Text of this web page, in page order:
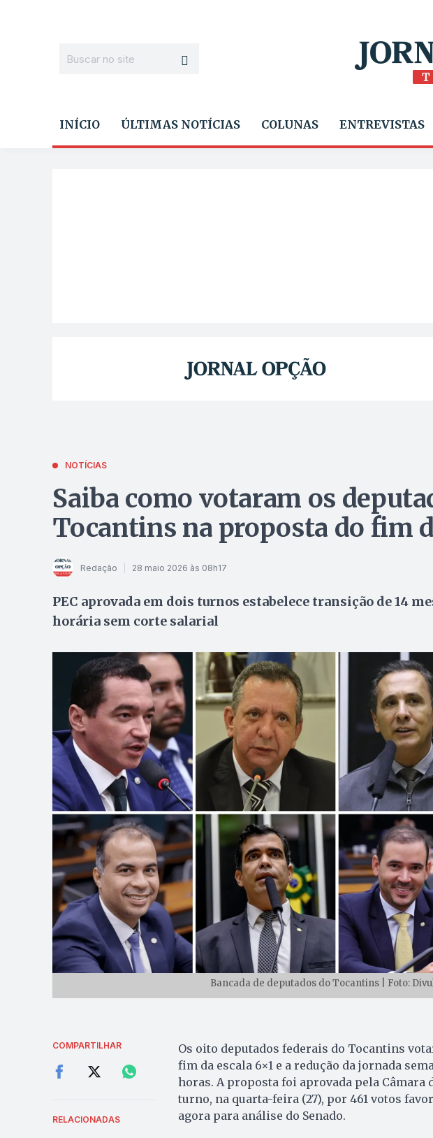
INÍCIO ÚLTIMAS NOTÍCIAS COLUNAS ENTREVISTAS
NOTÍCIAS
Saiba como votaram os
Tocantins na proposta do fim
Redação 28 maio 2026 às 08h17
PEC aprovada em dois turnos estabelece transição de 14
horária sem corte salarial
Bancada de deputados do Tocantins | Foto:
COMPARTILHAR
RELACIONADAS
Os oito deputados federais do Tocantins
fim da escala 6×1 e a redução da jornada
horas. A proposta foi aprovada pela Câmara
turno, na quarta-feira (27), por 461 votos
agora para análise do Senado.